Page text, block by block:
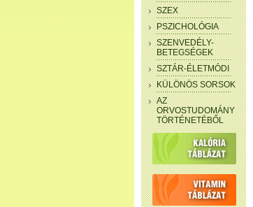
SZEX
PSZICHOLÓGIA
SZENVEDÉLY-
BETEGSÉGEK
SZTÁR-ÉLETMÓDI
KÜLÖNÖS SORSOK
AZ
ORVOSTUDOMÁNY
TÖRTÉNETÉBŐL